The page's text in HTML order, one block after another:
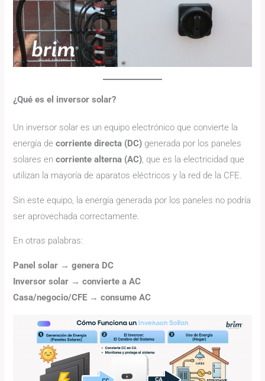
¿Qué es el inversor solar?
Un inversor solar es un equipo electrónico que convierte la
energía decorriente directa (DC) generada por los paneles
solares encorriente alterna (AC), que es la electricidad que
utilizan la mayoría de aparatos eléctricos y la red de la CFE.
Sin este equipo, la energía generada por los paneles no podría
ser aprovechada correctamente.
En otras palabras:
Panel solar → genera DC
Inversor solar → convierte a AC
Casa/negocio/CFE → consume AC